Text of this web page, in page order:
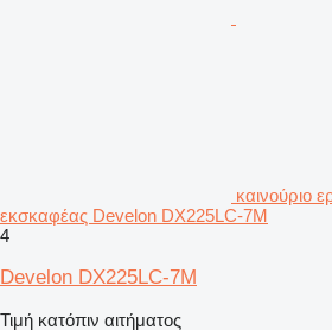
καινούριο
εκσκαφέας Develon DX225LC-7M
4
Develon DX225LC-7M
Τιμή κατόπιν αιτήματος